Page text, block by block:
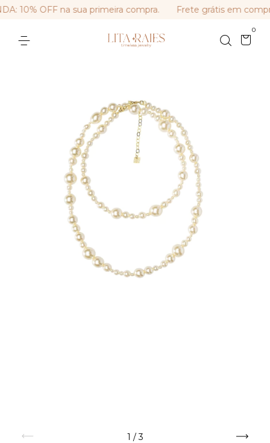
10% OFF na sua primeira compra. Frete grátis em
0
1 /3